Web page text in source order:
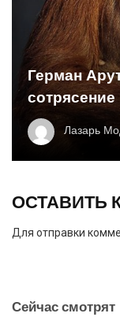
Герман
Лазарь
ОСТАВИТЬ
Для отправки
Сейчас смотрят